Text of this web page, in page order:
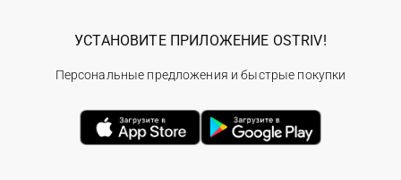
УСТАНОВИТЕ ПРИЛОЖЕНИЕ OSTRIV!
Персональные предложения и быстрые покупки